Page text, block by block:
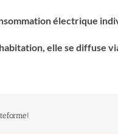
électrique
elle se diffuse